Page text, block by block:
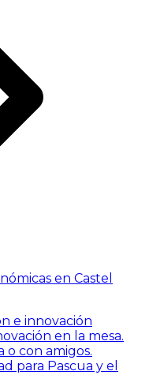
en Castel
e innovación
en la mesa.
o con amigos.
para Pascua y el